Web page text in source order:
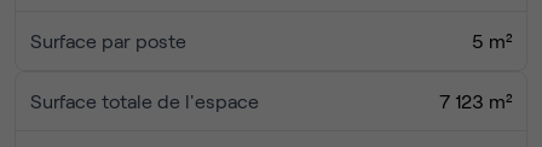
Surface par poste 5 m²
Surface totale de l'espace 7 123 m²